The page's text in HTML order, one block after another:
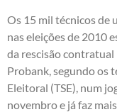
Os 15 mil técnicos de
nas eleições de 2010
da rescisão
Probank, segundo os
Eleitoral (TSE), num
novembro e já faz